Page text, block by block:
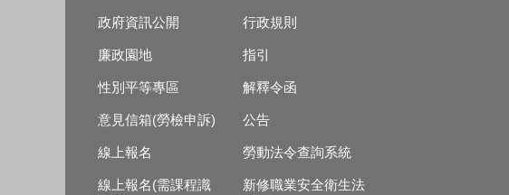
政府資訊公開
廉政園地
性別平等專區
意見信箱(勞檢申訴)
線上報名
線上報名(需課程識
行政規則
指引
解釋令函
公告
勞動法令查詢系統
新修職業安全衛生法